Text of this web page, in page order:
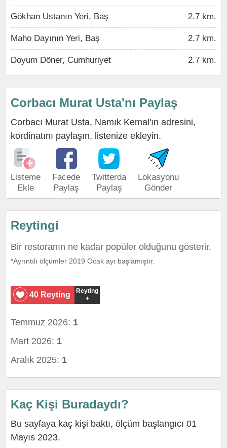
Gökhan Ustanın Yeri, Baş 2.7 km.
Maho Dayının Yeri, Baş 2.7 km.
Doyum Döner, Cumhuriyet 2.7 km.
Corbacı Murat Usta'nı Paylaş
Corbacı Murat Usta, Namık Kemal'ın adresini,
kordinatını paylaşın, listenize ekleyin.
Listeme
Ekle
Facede
Paylaş
Twitterda
Paylaş
Lokasyonu
Gönder
Reytingi
Bir restoranın ne kadar popüler olduğunu gösterir.
*Ayrıntılı ölçümler 2019 Ocak ayı başlamıştır.
40 Reyting
Reyting
+
Temmuz 2026: 1
Mart 2026: 1
Aralık 2025: 1
Kaç Kişi Buradaydı?
Bu sayfaya kaç kişi baktı, ölçüm başlangıcı 01
Mayıs 2023.